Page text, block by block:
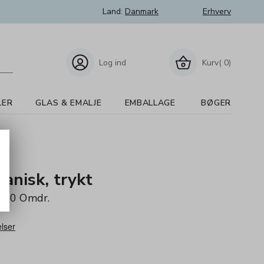
Land: Danmark Erhverv
Kurv( 0)
Log ind
GLAS & EMALJE EMBALLAGE BØGER
trykt
Omdr.